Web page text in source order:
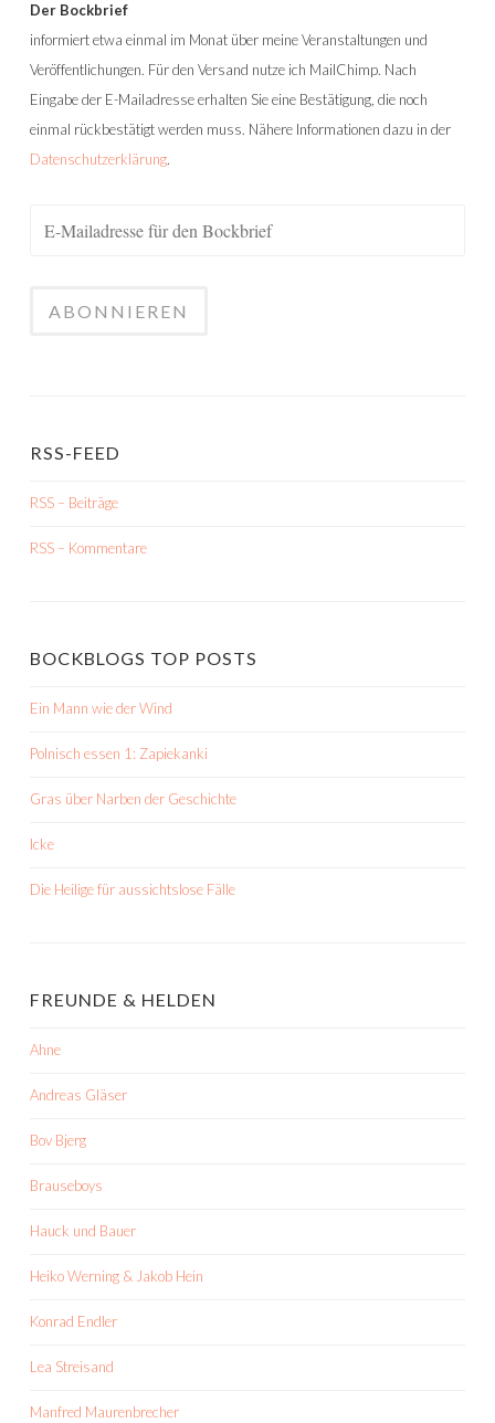
Der Bockbrief
informiert etwa einmal im Monat über meine Veranstaltungen und
Veröffentlichungen. Für den Versand nutze ich MailChimp. Nach
Eingabe der E-Mailadresse erhalten Sie eine Bestätigung, die noch
einmal rückbestätigt werden muss. Nähere Informationen dazu in der
Datenschutzerklärung.
RSS-FEED
RSS – Beiträge
RSS – Kommentare
BOCKBLOGS TOP POSTS
Ein Mann wie der Wind
Polnisch essen 1: Zapiekanki
Gras über Narben der Geschichte
Icke
Die Heilige für aussichtslose Fälle
FREUNDE & HELDEN
Ahne
Andreas Gläser
Bov Bjerg
Brauseboys
Hauck und Bauer
Heiko Werning & Jakob Hein
Konrad Endler
Lea Streisand
Manfred Maurenbrecher